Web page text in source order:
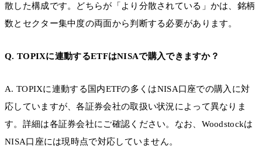
散した構成です。どちらが「より分散されている」かは、銘柄
数とセクター集中度の両面から判断する必要があります。
Q. TOPIXに連動するETFはNISAで購入できますか？
A. TOPIXに連動する国内ETFの多くはNISA口座での購入に対
応していますが、各証券会社の取扱い状況によって異なりま
す。詳細は各証券会社にご確認ください。なお、Woodstockは
NISA口座には現時点で対応していません。